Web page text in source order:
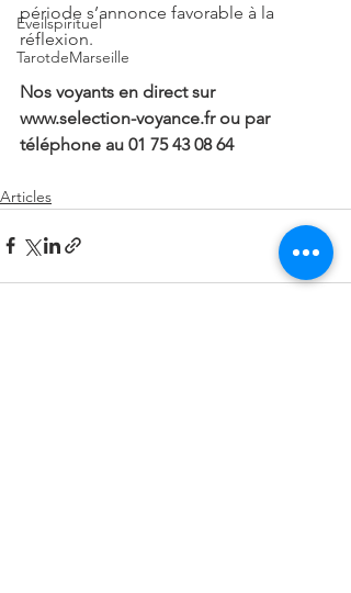
Eveilspirituel
TarotdeMarseille
période s’annonce favorable à la
réflexion.
Nos voyants en direct sur
www.selection-voyance.fr ou par
téléphone au 01 75 43 08 64
Articles